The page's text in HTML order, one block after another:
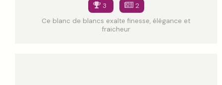
3
2
Ce blanc de blancs exalte finesse, élégance et
fraicheur